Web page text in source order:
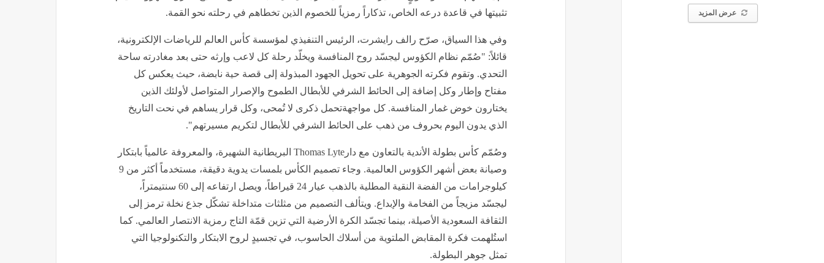
عرض المزيد
تثبيتها في قاعدة درعه الخاص، تذكاراً رمزياً للخصوم الذين تخطاهم في رحلته نحو القمة.
وفي هذا السياق، صرّح رالف رايشرت، الرئيس التنفيذي لمؤسسة كأس العالم للرياضات الإلكترونية،
قائلاً: "صُمّم نظام الكؤوس ليجسّد روح المنافسة ويخلّد رحلة كل لاعب وإرثه حتى بعد مغادرته ساحة
التحدي. وتقوم فكرته الجوهرية على تحويل الجهود المبذولة إلى قصة حية نابضة، حيث يعكس كل
مفتاح وإطار وكل إضافة إلى الحائط الشرفي للأبطال الطموح والإصرار المتواصل لأولئك الذين
يختارون خوض غمار المنافسة. كل مواجهةتحمل ذكرى لا تُمحى، وكل قرار يساهم في نحت التاريخ
الذي يدون اليوم بحروف من ذهب على الحائط الشرفي للأبطال لتكريم مسيرتهم".
وصُمّم كأس بطولة الأندية بالتعاون مع دارThomas Lyte البريطانية الشهيرة، والمعروفة عالمياً بابتكار
وصيانة بعض أشهر الكؤوس العالمية. وجاء تصميم الكأس بلمسات يدوية دقيقة، مستخدماً أكثر من 9
كيلوجرامات من الفضة النقية المطلية بالذهب عيار 24 قيراطاً، ويصل ارتفاعه إلى 60 سنتيمتراً،
ليجسّد مزيجاً من الفخامة والإبداع. ويتألف التصميم من مثلثات متداخلة تشكّل جذع نخلة ترمز إلى
الثقافة السعودية الأصيلة، بينما تجسّد الكرة الأرضية التي تزين قمّة التاج رمزية الانتصار العالمي. كما
استُلهمت فكرة المقابض الملتوية من أسلاك الحاسوب، في تجسيدٍ لروح الابتكار والتكنولوجيا التي
تمثل جوهر البطولة.